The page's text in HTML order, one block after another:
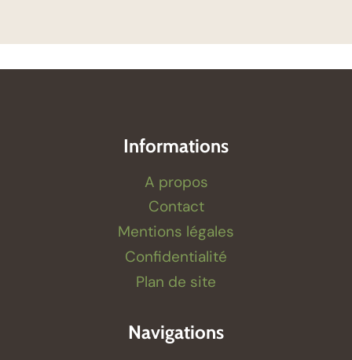
Informations
A propos
Contact
Mentions légales
Confidentialité
Plan de site
Navigations